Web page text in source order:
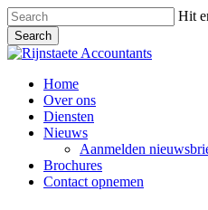
Skip
to
main
content
Hit
Search
Close
Menu
Home
Over ons
Diensten
Nieuws
Aanmelden
Brochures
Contact opnemen